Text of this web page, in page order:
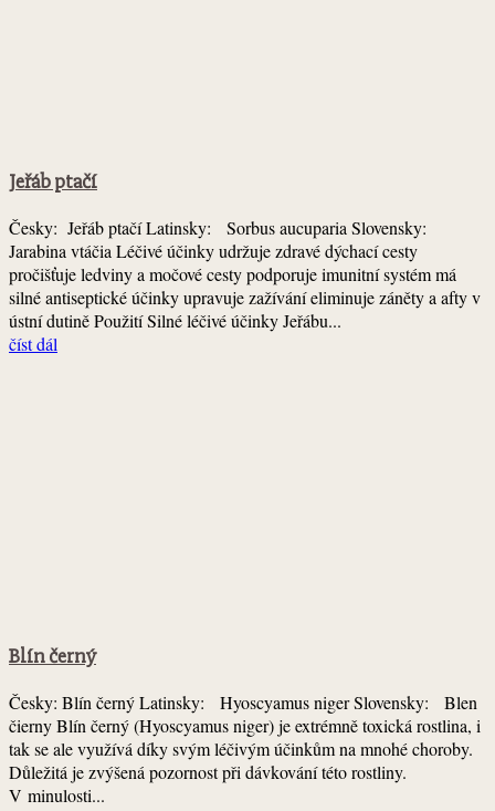
Jeřáb ptačí
Česky: Jeřáb ptačí Latinsky: Sorbus aucuparia Slovensky:
Jarabina vtáčia Léčivé účinky udržuje zdravé dýchací cesty
pročišťuje ledviny a močové cesty podporuje imunitní systém má
silné antiseptické účinky upravuje zažívání eliminuje záněty a afty v
ústní dutině Použití Silné léčivé účinky Jeřábu...
číst dál
Blín černý
Česky: Blín černý Latinsky: Hyoscyamus niger Slovensky: Blen
čierny Blín černý (Hyoscyamus niger) je extrémně toxická rostlina, i
tak se ale využívá díky svým léčivým účinkům na mnohé choroby.
Důležitá je zvýšená pozornost při dávkování této rostliny.
V minulosti...